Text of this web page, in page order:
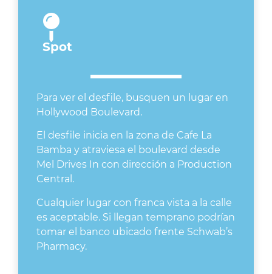
Spot
Para ver el desfile, busquen un lugar en
Hollywood Boulevard.
El desfile inicia en la zona de Cafe La
Bamba y atraviesa el boulevard desde
Mel Drives In con dirección a Production
Central.
Cualquier lugar con franca vista a la calle
es aceptable. Si llegan temprano podrían
tomar el banco ubicado frente Schwab’s
Pharmacy.